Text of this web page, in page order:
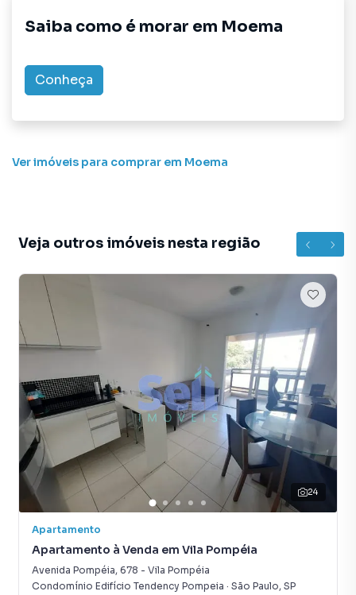
Saiba como é morar em Moema
Conheça
Ver imóveis para comprar em Moema
Veja outros imóveis nesta região
24
Apartamento
Apartamento à Venda em Vila Pompéia
Avenida Pompéia, 678 - Vila Pompéia
Condomínio Edifício Tendency Pompeia · São Paulo, SP